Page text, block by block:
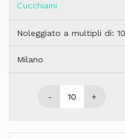
Cucchiaini
Noleggiato a multipli di:
Milano
- +